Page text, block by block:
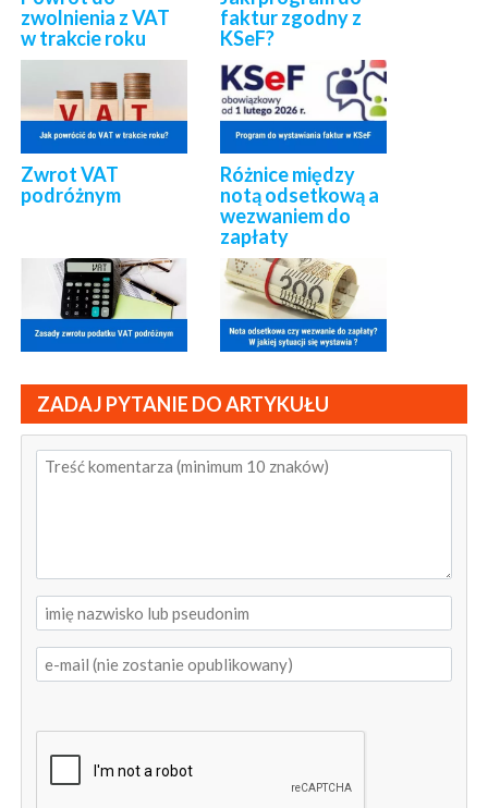
zwolnienia z VAT
w trakcie roku
faktur zgodny z
KSeF?
Zwrot VAT
podróżnym
Różnice między
notą odsetkową a
wezwaniem do
zapłaty
ZADAJ PYTANIE DO ARTYKUŁU